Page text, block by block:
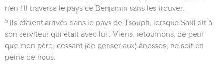
rien ! Il traversa le pays de Benjamin sans les trouver.
5 Ils étaient arrivés dans le pays de Tsouph, lorsque Saül dit à
son serviteur qui était avec lui : Viens, retournons, de peur
que mon père, cessant (de penser aux) ânesses, ne soit en
peine de nous.